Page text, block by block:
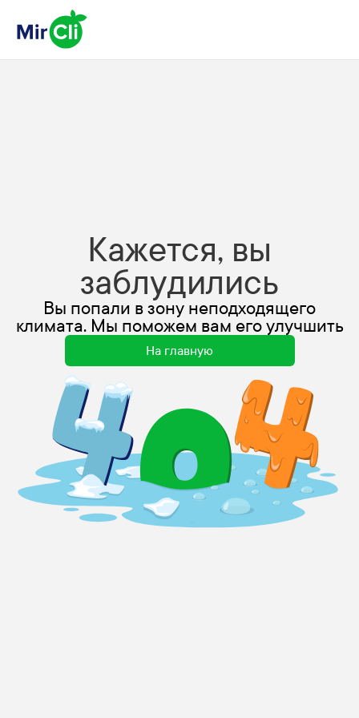
Кажется, вы
заблудились
Вы попали в зону неподходящего
климата. Мы поможем вам его улучшить
На главную